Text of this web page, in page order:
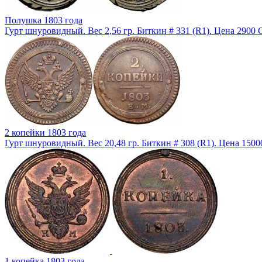
Полушка 1803 года
Гурт шнуровидный. Вес 2,56 гр. Биткин # 331 (R1). Цена 2900
2 копейки 1803 года
Гурт шнуровидный. Вес 20,48 гр. Биткин # 308 (R1). Цена